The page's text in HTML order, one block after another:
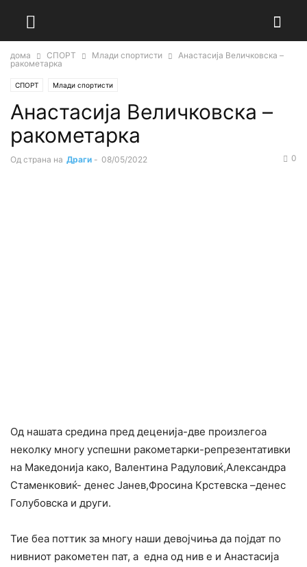
дома СПОРТ Млади спортисти
Анастасија Величковска –
ракометарка
СПОРТ Млади спортисти
Анастасија Величковска –
ракометарка
Од страна на Драги - 08/05/2022 0
Од нашата средина пред деценија-две произлегоа
неколку многу успешни ракометарки-репрезентативки
на Македонија како, Валентина Радуловиќ,Александра
Стаменковиќ- денес Јанев,Фросина Крстевска –денес
Голубовска и други.
Тие беа поттик за многу наши девојчиња да појдат по
нивниот ракометен пат, а една од нив е и Анастасија